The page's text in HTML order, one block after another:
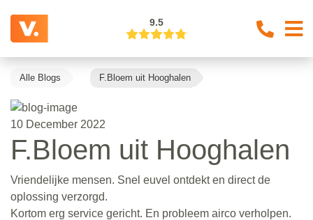
9.5
Alle Blogs F.Bloem uit Hooghalen
10 December 2022
F.Bloem uit Hooghalen
Vriendelijke mensen. Snel euvel ontdekt en direct de
oplossing verzorgd.
Kortom erg service gericht. En probleem airco verholpen.